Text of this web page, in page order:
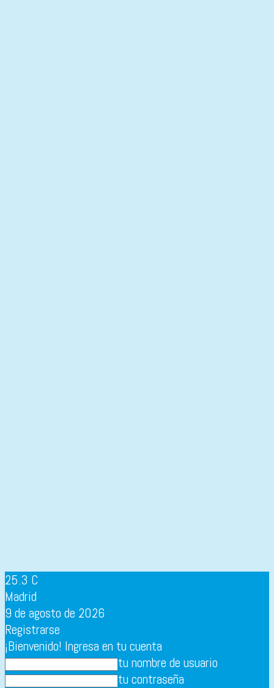
25.3 C
Madrid
9 de agosto de 2026
Registrarse
¡Bienvenido! Ingresa en tu cuenta
tu nombre de usuario
tu contraseña